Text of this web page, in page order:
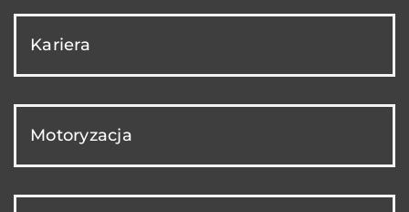
Kariera
Motoryzacja